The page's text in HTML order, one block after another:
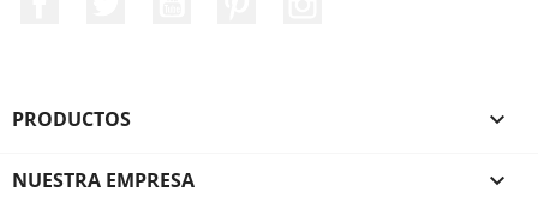
PRODUCTOS 
NUESTRA EMPRESA 